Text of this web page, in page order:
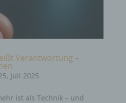
Verantwortung –
Juli 2025
ist als Technik – und